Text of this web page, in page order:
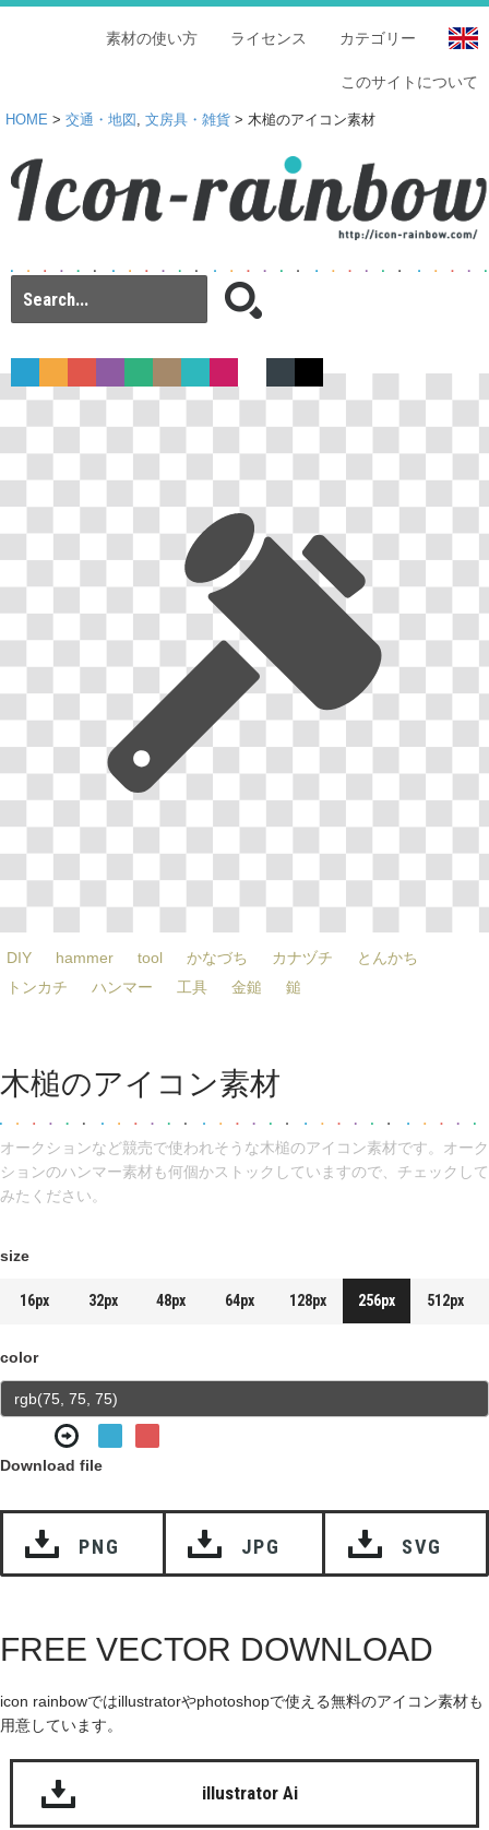
カテゴリー
ライセンス
素材の使い方
このサイトについて
HOME > 交通・地図 , 文房具・雑貨 > 木槌のアイコン素材
DIY hammer tool かなづち カナヅチ
とんかち
トンカチ
ハンマー 工具 金鎚 鎚
木槌のアイコン素材
オークションなど競売で使われそうな木槌のアイコン素材です。オーク
ションのハンマー素材も何個かストックしていますので、チェックして
みたください。
size
16px 32px 48px 64px 128px 256px 512px
color
Download file
PNG JPG SVG
FREE VECTOR DOWNLOAD
icon rainbowではillustratorやphotoshopで使える無料のアイコン素材も
用意しています。
illustrator Ai